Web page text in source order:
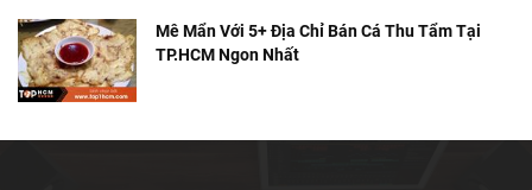
Mê Mẩn Với 5+ Địa Chỉ Bán Cá Thu Tẩm Tại
TP.HCM Ngon Nhất